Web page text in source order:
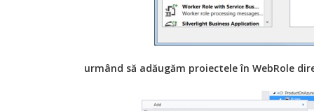
urmând să adăugăm proiectele în WebRole